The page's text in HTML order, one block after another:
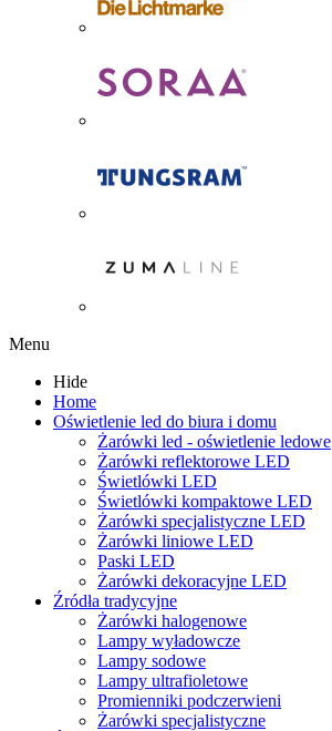
Menu
Hide
Home
Oświetlenie led do biura i domu
Żarówki led - oświetlenie ledowe
Żarówki reflektorowe LED
Świetlówki LED
Świetlówki kompaktowe LED
Żarówki specjalistyczne LED
Żarówki liniowe LED
Paski LED
Żarówki dekoracyjne LED
Źródła tradycyjne
Żarówki halogenowe
Lampy wyładowcze
Lampy sodowe
Lampy ultrafioletowe
Promienniki podczerwieni
Żarówki specjalistyczne